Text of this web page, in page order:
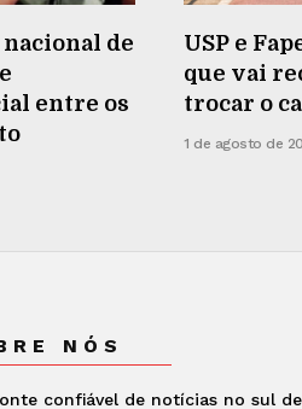
de
entre os
USP e
que vai
trocar o
1 de agosto de
NÓS
confiável de notícias no sul